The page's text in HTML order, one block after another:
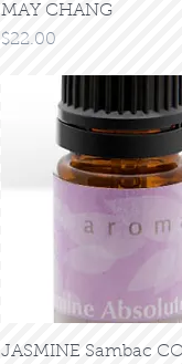
クイックビュー
MAY CHANG
価格
$22.00
クイックビュー
JASMINE Sambac